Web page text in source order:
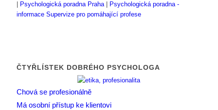
Psychologická poradna Praha|
Psychologická poradna -
informace Supervize pro pomáhající profese
ČTYŘLÍSTEK DOBRÉHO PSYCHOLOGA
Chová se profesionálně
Má osobní přístup ke klientovi